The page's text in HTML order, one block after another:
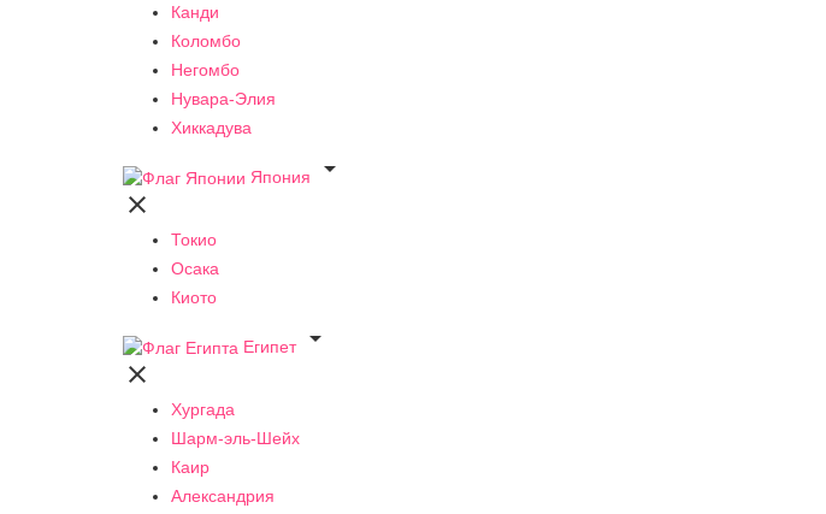
Канди
Коломбо
Негомбо
Нувара-Элия
Хиккадува
Япония


Токио
Осака
Киото
Египет


Хургада
Шарм-эль-Шейх
Каир
Александрия